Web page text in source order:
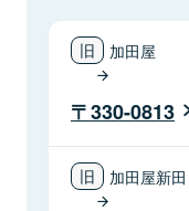
加田屋
330-0813
加田屋新田